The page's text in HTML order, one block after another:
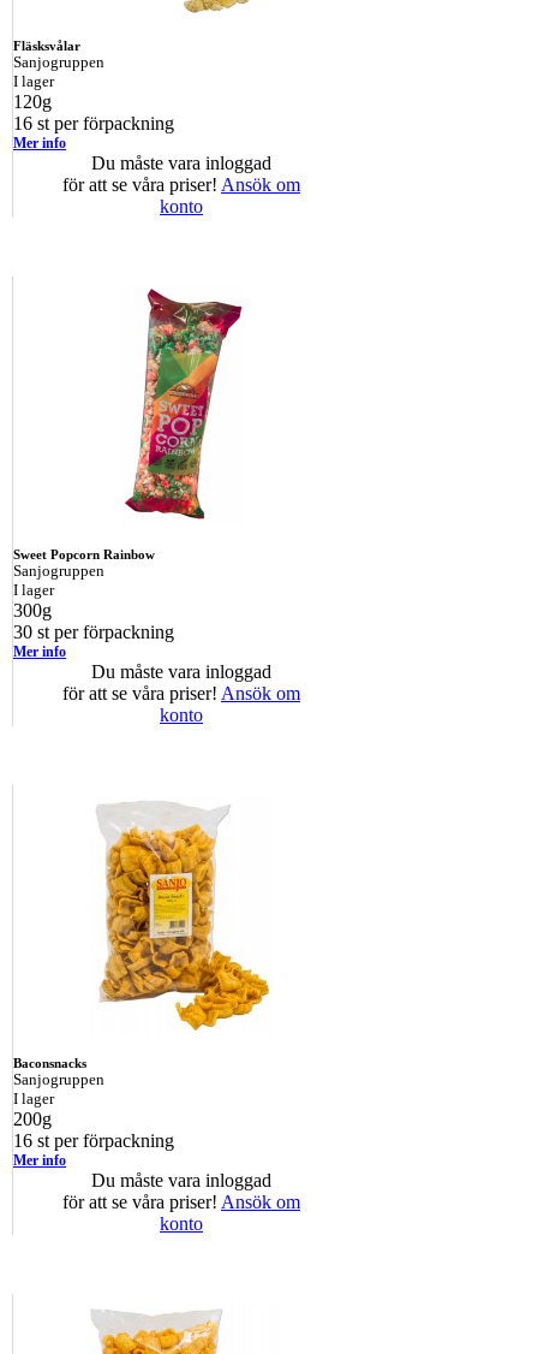
Fläsksvålar
Sanjogruppen
I lager
120g
16 st per förpackning
Mer info
Du måste vara inloggad
för att se våra priser! Ansök om
konto
Sweet Popcorn Rainbow
Sanjogruppen
I lager
300g
30 st per förpackning
Mer info
Du måste vara inloggad
för att se våra priser! Ansök om
konto
Baconsnacks
Sanjogruppen
I lager
200g
16 st per förpackning
Mer info
Du måste vara inloggad
för att se våra priser! Ansök om
konto